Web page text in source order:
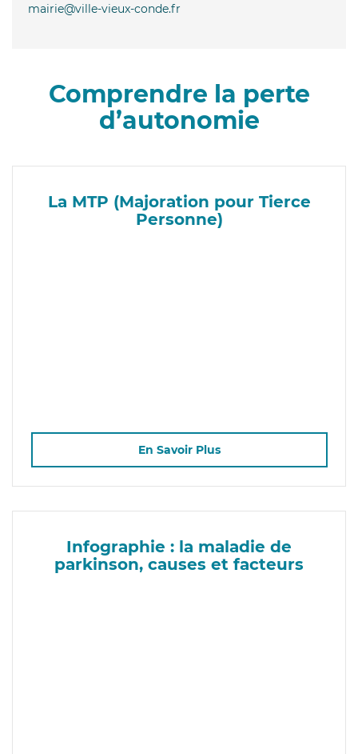
mairie@ville-vieux-conde.fr
Comprendre la perte
d’autonomie
La MTP (Majoration pour Tierce
Personne)
En Savoir Plus
Infographie : la maladie de
parkinson, causes et facteurs